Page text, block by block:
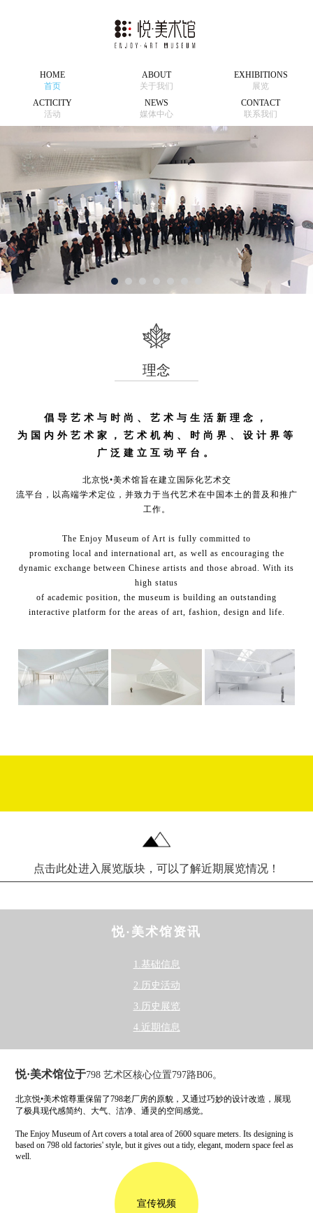
HOME
首页
ABOUT
关于我们
EXHIBITIONS
展览
ACTICITY
活动
NEWS
媒体中心
CONTACT
联系我们
理念
倡导艺术与时尚、艺术与生活新理念，
为国内外艺术家，艺术机构、时尚界、设计界等
广泛建立互动平台。
北京悦•美术馆旨在建立国际化艺术交
流平台，以高端学术定位，并致力于当代艺术在中国本土的普及和推广
工作。
The Enjoy Museum of Art is fully committed to
promoting local and international art, as well as encouraging the
dynamic exchange between Chinese artists and those abroad. With its
high status
of academic position, the museum is building an outstanding
interactive platform for the areas of art, fashion, design and life.
点击此处进入展览版块，可以了解近期展览情况！
悦·美术馆资讯
1.基础信息
2.历史活动
3.历史展览
4.近期信息
悦·美术馆位于798 艺术区核心位置797路B06。
北京悦•美术馆尊重保留了798老厂房的原貌，又通过巧妙的设计改造，展现
了极具现代感简约、大气、洁净、通灵的空间感觉。
The Enjoy Museum of Art covers a total area of 2600 square meters. Its designing is
based on 798 old factories' style, but it gives out a tidy, elegant, modern space feel as
well.
宣传视频